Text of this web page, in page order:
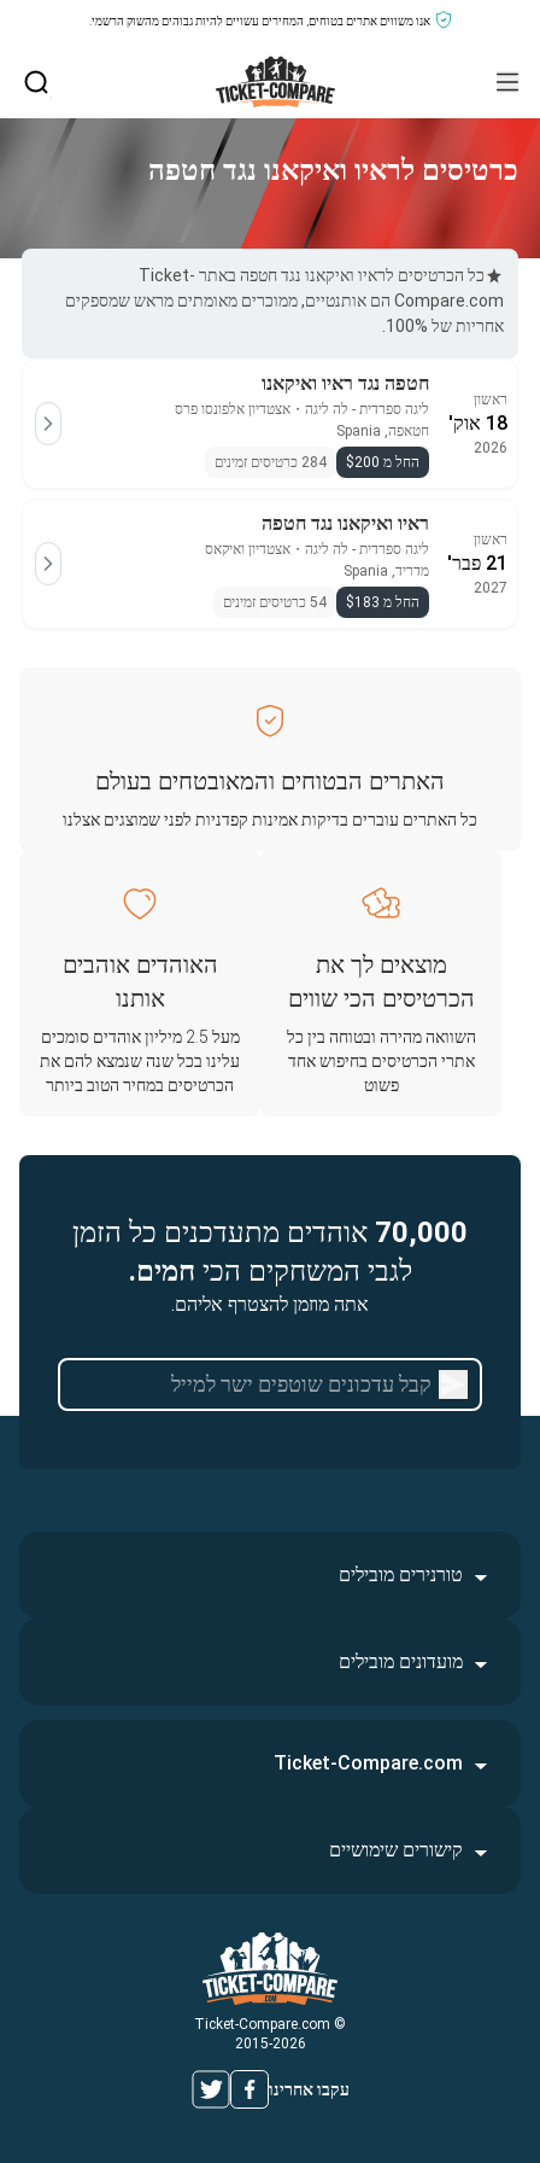
אנו משווים אתרים בטוחים, המחירים עשויים להיות גבוהים מהשוק הרשמי.
כרטיסים לראיו ואיקאנו נגד חטפה
כל הכרטיסים לראיו ואיקאנו נגד חטפה באתר Ticket-
Compare.com הם אותנטיים, ממוכרים מאומתים מראש שמספקים
אחריות של 100%.
ראשון
18 אוק'
2026
חטפה נגד ראיו ואיקאנו
ליגה ספרדית - לה ליגה ・ אצטדיון אלפונסו פרס
חטאפה, Spania
החל מ $200
284 כרטיסים זמינים
ראשון
21 פבר'
2027
ראיו ואיקאנו נגד חטפה
ליגה ספרדית - לה ליגה ・ אצטדיון ואיקאס
מדריד, Spania
החל מ $183
54 כרטיסים זמינים
האתרים הבטוחים והמאובטחים בעולם
כל האתרים עוברים בדיקות אמינות קפדניות לפני שמוצגים אצלנו
מוצאים לך את
הכרטיסים הכי שווים
השוואה מהירה ובטוחה בין כל
אתרי הכרטיסים בחיפוש אחד
פשוט
האוהדים אוהבים
אותנו
מעל 2.5 מיליון אוהדים סומכים
עלינו בכל שנה שנמצא להם את
הכרטיסים במחיר הטוב ביותר
70,000 אוהדים מתעדכנים כל הזמן
לגבי המשחקים הכי חמים.
אתה מוזמן להצטרף אליהם.
טורנירים מובילים
מועדונים מובילים
© Ticket-Compare.com
2015-2026
עקבו אחרינו
Ticket-Compare.com
קישורים שימושיים